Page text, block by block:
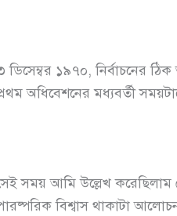
ডিসেম্বর ১৯৭০, নির্বাচনের
অধিবেশনের মধ্যবর্তী
সময় আমি উল্লেখ করেছিলাম
বিশ্বাস থাকাটা